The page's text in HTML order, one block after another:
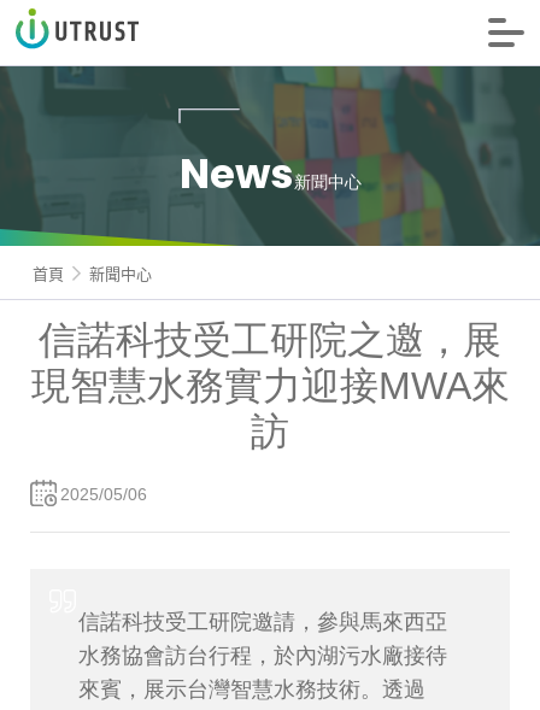
News新聞中心
首頁 新聞中心
信諾科技受工研院之邀，展
現智慧水務實力迎接MWA來
訪
2025/05/06
信諾科技受工研院邀請，參與馬來西亞
水務協會訪台行程，於內湖污水廠接待
來賓，展示台灣智慧水務技術。透過